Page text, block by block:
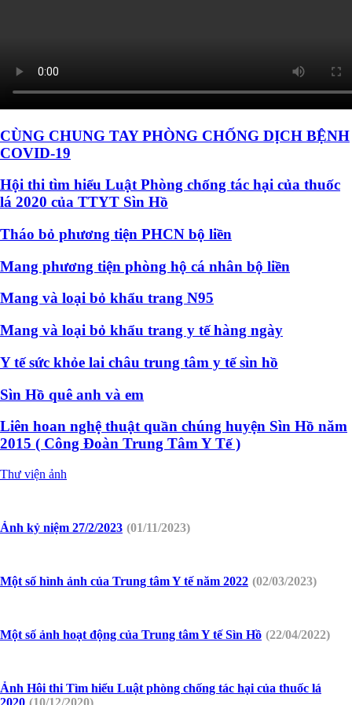
CÙNG CHUNG TAY PHÒNG CHỐNG DỊCH BỆNH
COVID-19
Hội thi tìm hiểu Luật Phòng chống tác hại của thuốc
lá 2020 của TTYT Sìn Hồ
Tháo bỏ phương tiện PHCN bộ liền
Mang phương tiện phòng hộ cá nhân bộ liền
Mang và loại bỏ khẩu trang N95
Mang và loại bỏ khẩu trang y tế hàng ngày
Y tế sức khỏe lai châu trung tâm y tế sìn hồ
Sìn Hồ quê anh và em
Liên hoan nghệ thuật quần chúng huyện Sìn Hồ năm
2015 ( Công Đoàn Trung Tâm Y Tế )
Thư viện ảnh
Ảnh kỷ niệm 27/2/2023 (01/11/2023)
Một số hình ảnh của Trung tâm Y tế năm 2022 (02/03/2023)
Một số ảnh hoạt động của Trung tâm Y tế Sìn Hồ (22/04/2022)
Ảnh Hôi thi Tìm hiểu Luật phòng chống tác hại của thuốc lá
2020 (10/12/2020)